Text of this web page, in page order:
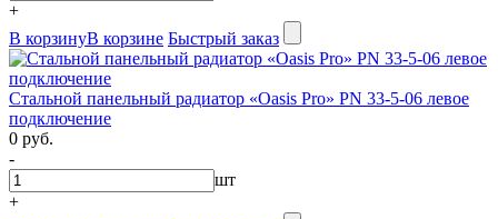
+
В корзинуВ корзине Быстрый заказ
Стальной панельный радиатор «Oasis Pro» PN 33-5-06 левое
подключение
0 руб.
-
шт
+